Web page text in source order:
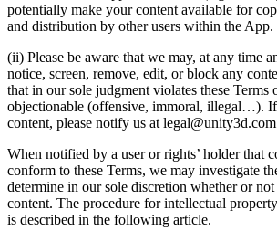
potentially make your content available for
and distribution by other users within the App.
(ii) Please be aware that we may, at any time
notice, screen, remove, edit, or block any
that in our sole judgment violates these Terms
objectionable (offensive, immoral, illegal…).
content, please notify us at
When notified by a user or rights’ holder that
conform to these Terms, we may investigate
determine in our sole discretion whether or
content. The procedure for intellectual
is described in the following article.